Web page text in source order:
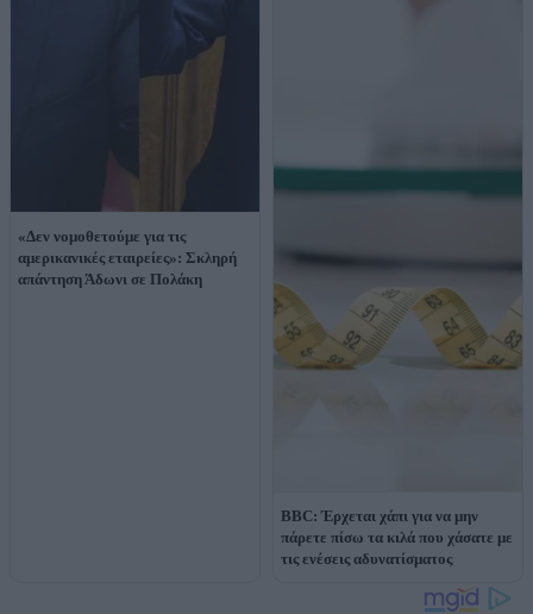
«Δεν νομοθετούμε για τις
αμερικανικές εταιρείες»: Σκληρή
απάντηση Άδωνι σε Πολάκη
BBC: Έρχεται χάπι για να μην
πάρετε πίσω τα κιλά που χάσατε με
τις ενέσεις αδυνατίσματος